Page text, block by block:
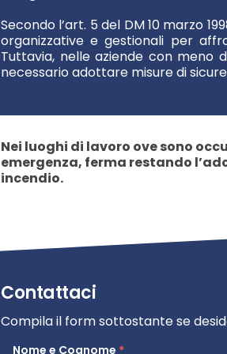
Secondo l’art. 5 del DM 10 marzo
organizzative e gestionali per
Tuttavia, nelle aziende con meno
necessario adottare misure di
Nei luoghi di lavoro ove sono
emergenza, ferma restando
incendio.
Contattaci
Compila il form sottostante se
Nome e Cognome *